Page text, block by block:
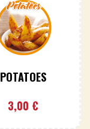
POTATOES
3,00 €